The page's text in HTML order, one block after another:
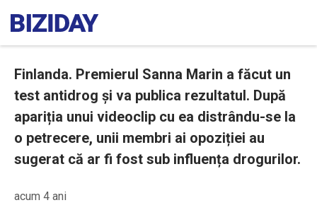
Finlanda. Premierul Sanna Marin a făcut un
test antidrog și va publica rezultatul. După
apariția unui videoclip cu ea distrându-se la
o petrecere, unii membri ai opoziției au
sugerat că ar fi fost sub influența drogurilor.
acum 4 ani